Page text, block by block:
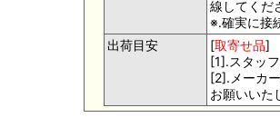
線してくだ
※.確実に接
出荷目安
[取寄せ品]
[1].スタッ
[2].メーカ
お願いいた